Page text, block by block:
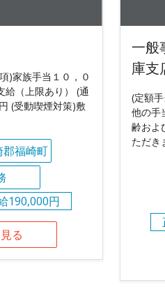
)家族手当１０，０
給（上限あり） (通
(受動喫煙対策)敷
郡福崎町
190,000円
る
一般
庫支
(定額
他の手
齢およ
ただき